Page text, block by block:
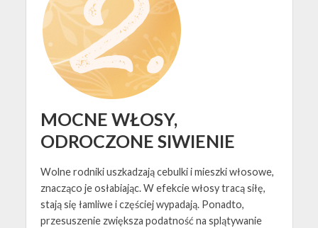
MOCNE WŁOSY,
ODROCZONE SIWIENIE
Wolne rodniki uszkadzają cebulki i mieszki włosowe,
znacząco je osłabiając. W efekcie włosy tracą siłę,
stają się łamliwe i częściej wypadają. Ponadto,
przesuszenie zwiększa podatność na splątywanie